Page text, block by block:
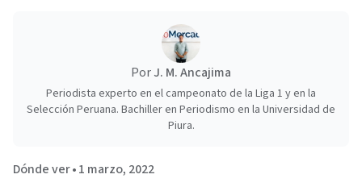
PorJ. M. Ancajima
Periodista experto en el campeonato de la Liga 1 y en la
Selección Peruana. Bachiller en Periodismo en la Universidad de
Piura.
Dónde ver•1 marzo, 2022